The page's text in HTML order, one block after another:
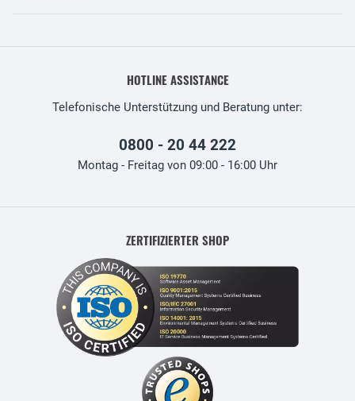
HOTLINE ASSISTANCE
Telefonische Unterstützung und Beratung unter:
0800 - 20 44 222
Montag - Freitag von 09:00 - 16:00 Uhr
ZERTIFIZIERTER SHOP